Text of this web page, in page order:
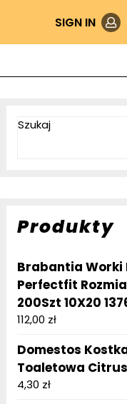
SIGN IN
Szukaj
Produkty
Brabantia Worki
Perfectfit
200Szt 10X20
112,00 zł
Domestos
Toaletowa
4,30 zł